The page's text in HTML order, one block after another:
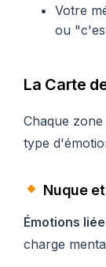
Votre
ou
La Carte
Chaque
type
Nuque
Émotions
charge